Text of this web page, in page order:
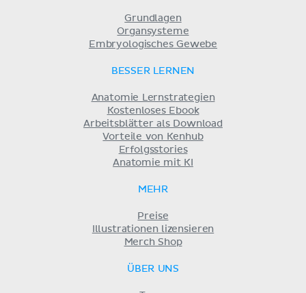
Grundlagen
Organsysteme
Embryologisches Gewebe
BESSER LERNEN
Anatomie Lernstrategien
Kostenloses Ebook
Arbeitsblätter als Download
Vorteile von Kenhub
Erfolgsstories
Anatomie mit KI
MEHR
Preise
Illustrationen lizensieren
Merch Shop
ÜBER UNS